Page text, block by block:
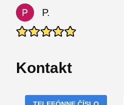
P.
Kontakt